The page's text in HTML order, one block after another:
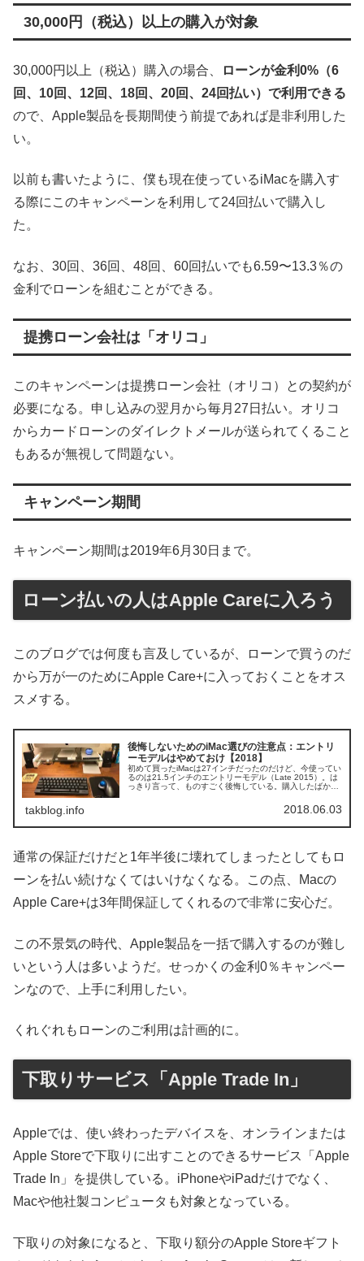
30,000円（税込）以上の購入が対象
30,000円以上（税込）購入の場合、
ローンが金利0%（6
回、10回、12回、18回、20回、24回払い）で利用できる
ので、Apple製品を長期間使う前提であれば是非利用した
い。
以前も書いたように、僕も現在使っているiMacを購入す
る際にこのキャンペーンを利用して24回払いで購入し
た。
なお、30回、36回、48回、60回払いでも6.59〜13.3％の
金利でローンを組むことができる。
提携ローン会社は「オリコ」
このキャンペーンは提携ローン会社（オリコ）との契約が
必要になる。申し込みの翌月から毎月27日払い。オリコ
からカードローンのダイレクトメールが送られてくること
もあるが無視して問題ない。
キャンペーン期間
キャンペーン期間は2019年6月30日まで。
ローン払いの人はApple Careに入ろう
このブログでは何度も言及しているが、ローンで買うのだ
から万が一のためにApple Care+に入っておくことをオス
スメする。
後悔しないためのiMac選びの注意点：エントリ
ーモデルはやめておけ【2018】
初めて買ったiMacは27インチだったのだけど、今使ってい
るのは21.5インチのエントリーモデル（Late 2015）。は
っきり言って、ものすごく後悔している。購入したばかり
ったあたりからいろいろと不満点が出てきたので、エント
takblog.info 2018.06.03
通常の保証だけだと1年半後に壊れてしまったとしてもロ
ーンを払い続けなくてはいけなくなる。この点、Macの
Apple Care+は3年間保証してくれるので非常に安心だ。
この不景気の時代、Apple製品を一括で購入するのが難し
いという人は多いようだ。せっかくの金利0％キャンペー
ンなので、上手に利用したい。
くれぐれもローンのご利用は計画的に。
下取りサービス「Apple Trade In」
Appleでは、使い終わったデバイスを、オンラインまたは
Apple Storeで下取りに出すことのできるサービス「Apple
Trade In」を提供している。iPhoneやiPadだけでなく、
Macや他社製コンピュータも対象となっている。
下取りの対象になると、下取り額分のApple Storeギフト